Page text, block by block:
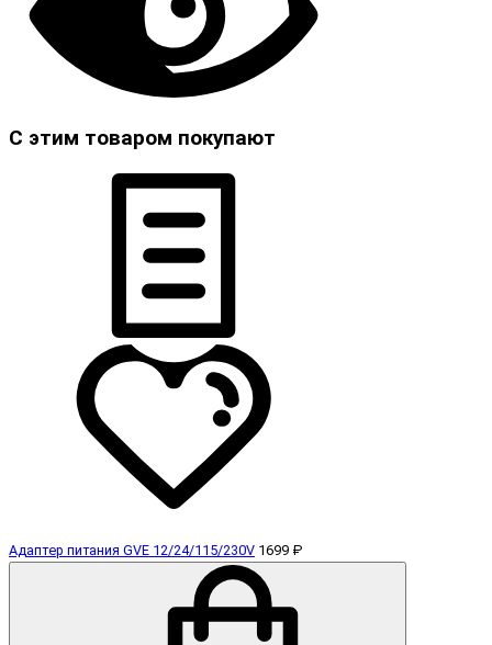
С этим товаром покупают
Адаптер питания GVE 12/24/115/230V 1699 ₽